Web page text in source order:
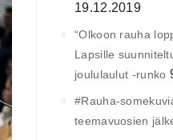
19.12.2019
“Olkoon rauha
Lapsille
joululaulut -runko
#Rauha-
teemavuosien